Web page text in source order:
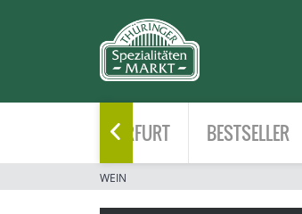
ERFURT BESTSELLER

WEIN